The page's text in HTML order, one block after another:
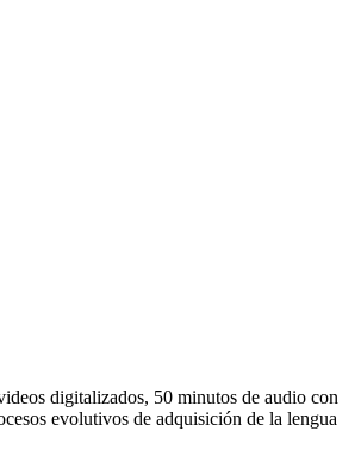
digitalizados, 50 minutos de audio con
evolutivos de adquisición de la lengua